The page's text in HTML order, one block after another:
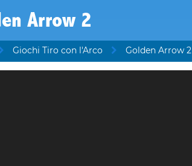
Arrow 2
Giochi Tiro con l'Arco Golden Arrow 2